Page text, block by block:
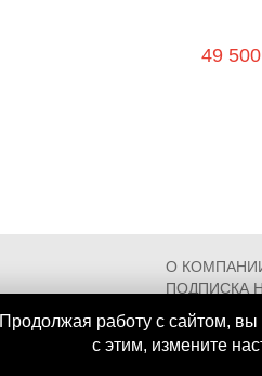
49 500
Продолжая работу с сайтом,
с этим, измените
О
ПОДПИСКА
СХЕМА